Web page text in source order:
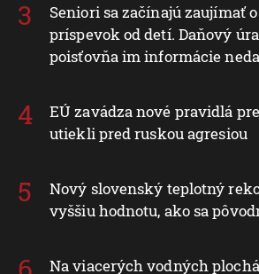
Seniori sa začínajú zaujímať
príspevok od detí. Daňový
poisťovňa im informácie
EÚ zavádza nové pravidlá
utiekli pred ruskou agresiou
Nový slovenský teplotný
vyššiu hodnotu, ako sa
Na viacerých vodných